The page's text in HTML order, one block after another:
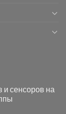
и сенсоров на